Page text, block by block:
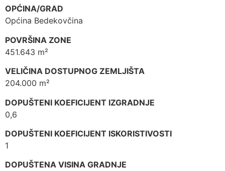
OPĆINA/GRAD
Općina Bedekovčina
POVRŠINA ZONE
451.643 m²
VELIČINA DOSTUPNOG ZEMLJIŠTA
204.000 m²
DOPUŠTENI KOEFICIJENT IZGRADNJE
0,6
DOPUŠTENI KOEFICIJENT ISKORISTIVOSTI
1
DOPUŠTENA VISINA GRADNJE